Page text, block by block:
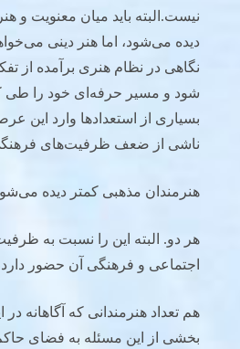
نیست.البته باید میان معنویت و
دیده می‌شود، اما هنر دینی
نگاهی در نظام هنری برآمده از
شود و مسیر حرفه‌ای خود را طی
بسیاری از استعدادها وارد این
ناشی از ضعف ظرفیت‌های
هنرمندان مذهبی کمتر دیده
هر دو. البته این را نسبت به
اجتماعی و فرهنگی آن حضور
هم تعداد هنرمندانی که
بخشی از این مسئله به فضای